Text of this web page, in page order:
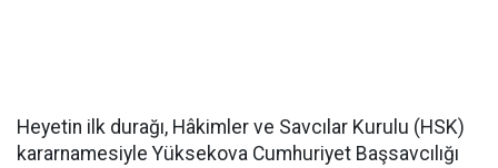
Heyetin ilk durağı, Hâkimler ve Savcılar Kurulu (HSK)
kararnamesiyle Yüksekova Cumhuriyet Başsavcılığı